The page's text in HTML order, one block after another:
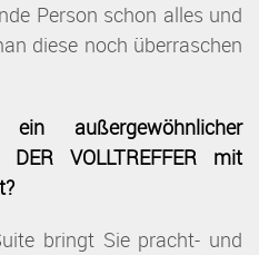
Person schon alles und
diese noch überraschen
außergewöhnlicher
VOLLTREFFER mit
bringt Sie pracht- und